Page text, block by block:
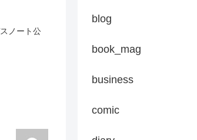
ノート公
blog
book_mag
business
comic